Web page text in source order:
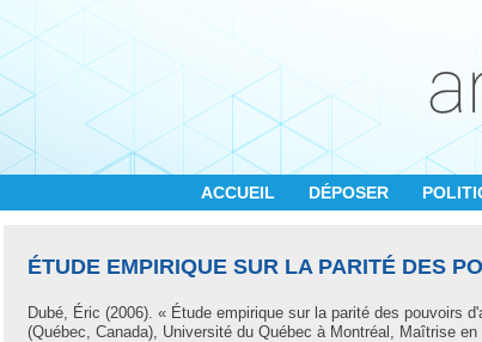
ACCUEIL DÉPOSER
ÉTUDE EMPIRIQUE SUR LA PARITÉ DES
Dubé, Éric (2006). « Étude empirique sur la parité des pouvoirs
(Québec, Canada), Université du Québec à Montréal, Maîtrise en